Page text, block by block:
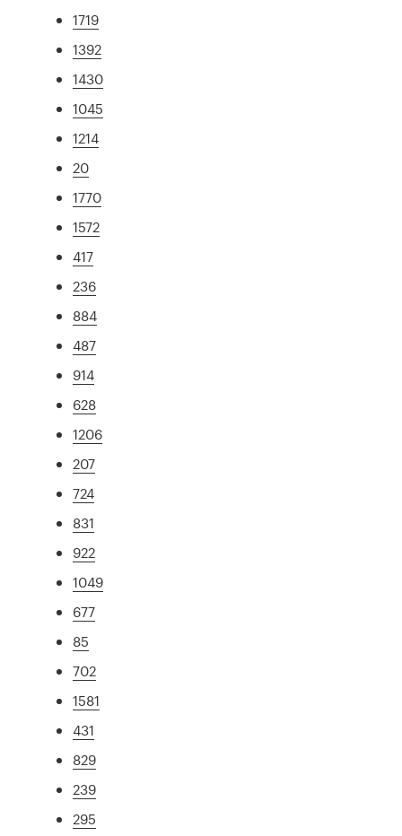
1719
1392
1430
1045
1214
20
1770
1572
417
236
884
487
914
628
1206
207
724
831
922
1049
677
85
702
1581
431
829
239
295